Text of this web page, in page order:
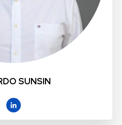
SUNSIN